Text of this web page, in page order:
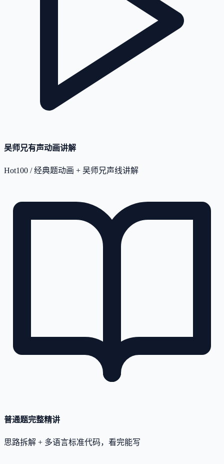
吴师兄有声动画讲解
Hot100 / 经典题动画 + 吴师兄声线讲解
普通题完整精讲
思路拆解 + 多语言标准代码，看完能写